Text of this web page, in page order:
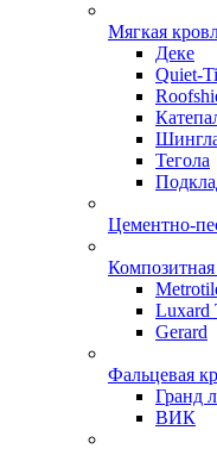
Мягкая
Деке
Quiet-
Тегола
Цементно-
Luxard
Gerard
Фальцевая
Гранд
ВИК